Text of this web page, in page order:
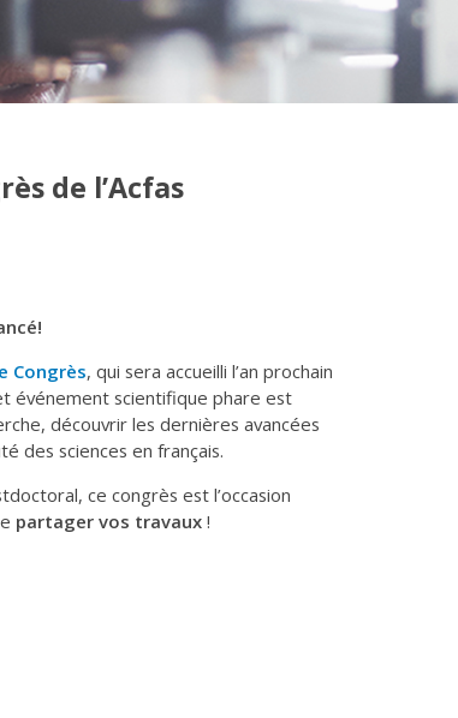
de l’Acfas
Congrès, qui sera accueilli l’an prochain
événement scientifique phare est
découvrir les dernières avancées
des sciences en français.
ce congrès est l’occasion
partager vos travaux !